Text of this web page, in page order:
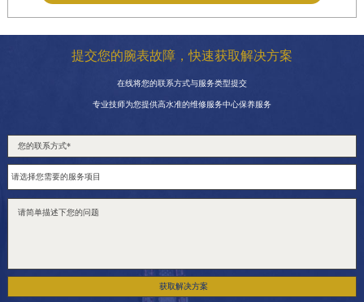
提交您的腕表故障，快速获取解决方案
在线将您的联系方式与服务类型提交
专业技师为您提供高水准的维修服务中心保养服务
获取解决方案